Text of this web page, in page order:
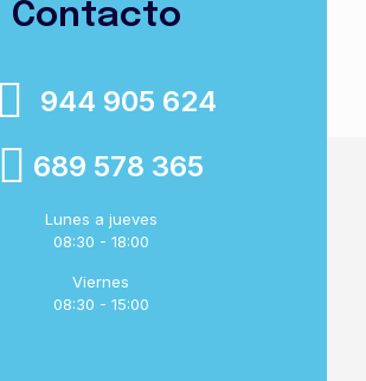
Contacto
944 905 624
689 578 365
Lunes a jueves
08:30 - 18:00
Viernes
08:30 - 15:00